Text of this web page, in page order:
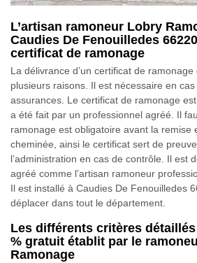
L’artisan ramoneur Lobry
Caudies De Fenouilledes
certificat de ramonage
La délivrance d’un certificat de
plusieurs raisons. Il est nécessaire en
assurances. Le certificat de ramonage
a été fait par un professionnel agréé. Il
ramonage est obligatoire avant la remise
cheminée, ainsi le certificat sert de
l’administration en cas de contrôle. Il est
agréé comme l’artisan ramoneur
Il est installé à Caudies De Fenouilledes
déplacer dans tout le département.
Les différents critères
% gratuit établit par le
Ramonage